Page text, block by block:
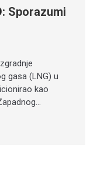
Sporazumi
gasa (LNG) u
kao